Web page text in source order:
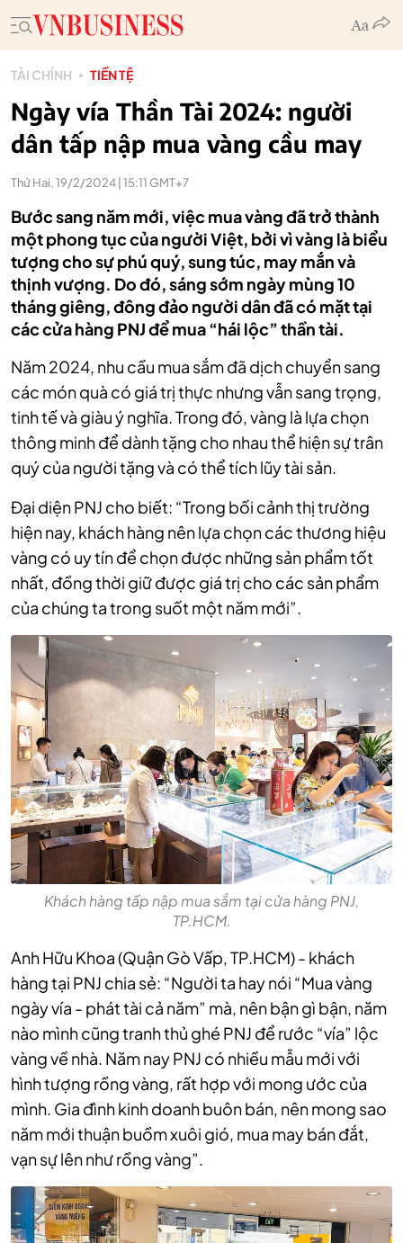
TÀI CHÍNH TIỀN TỆ
Ngày vía Thần Tài 2024: người
dân tấp nập mua vàng cầu may
Thứ Hai, 19/2/2024 | 15:11 GMT+7
Bước sang năm mới, việc mua vàng đã trở thành
một phong tục của người Việt, bởi vì vàng là biểu
tượng cho sự phú quý, sung túc, may mắn và
thịnh vượng. Do đó, sáng sớm ngày mùng 10
tháng giêng, đông đảo người dân đã có mặt tại
các cửa hàng PNJ để mua “hái lộc” thần tài.
Năm 2024, nhu cầu mua sắm đã dịch chuyển sang
các món quà có giá trị thực nhưng vẫn sang trọng,
tinh tế và giàu ý nghĩa. Trong đó, vàng là lựa chọn
thông minh để dành tặng cho nhau thể hiện sự trân
quý của người tặng và có thể tích lũy tài sản.
Đại diện PNJ cho biết: “Trong bối cảnh thị trường
hiện nay, khách hàng nên lựa chọn các thương hiệu
vàng có uy tín để chọn được những sản phẩm tốt
nhất, đồng thời giữ được giá trị cho các sản phẩm
của chúng ta trong suốt một năm mới”.
Khách hàng tấp nập mua sắm tại cửa hàng PNJ,
TP.HCM.
Anh Hữu Khoa (Quận Gò Vấp, TP.HCM) - khách
hàng tại PNJ chia sẻ: “Người ta hay nói “Mua vàng
ngày vía - phát tài cả năm” mà, nên bận gì bận, năm
nào mình cũng tranh thủ ghé PNJ để rước “vía” lộc
vàng về nhà. Năm nay PNJ có nhiều mẫu mới với
hình tượng rồng vàng, rất hợp với mong ước của
mình. Gia đình kinh doanh buôn bán, nên mong sao
năm mới thuận buồm xuôi gió, mua may bán đắt,
vạn sự lên như rồng vàng”.